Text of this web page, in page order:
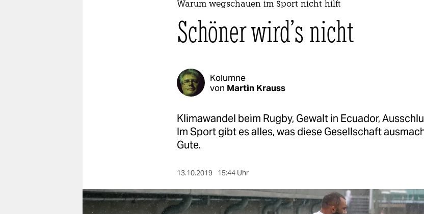
verlag
verlag
Warum wegschauen im Sport nicht hilft
Schöner wird’s nicht
Kolumne
von Martin Krauss
Klimawandel beim Rugby, Gewalt in Ecuador,
Im Sport gibt es alles, was diese Gesellschaft
Gute.
13.10.2019 15:44 Uhr